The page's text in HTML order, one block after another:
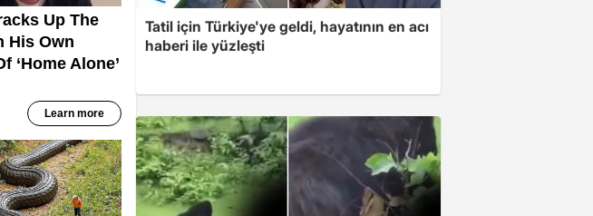
Tatil için Türkiye'ye geldi, hayatının en acı
haberi ile yüzleşti